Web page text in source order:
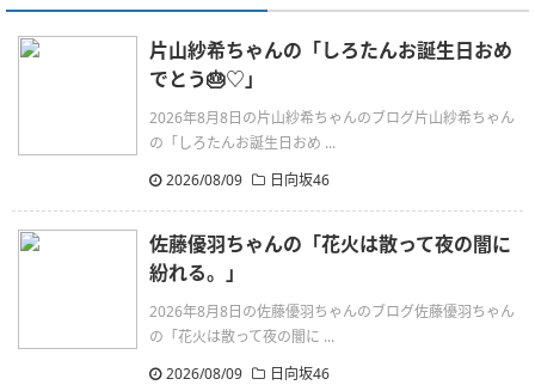
片山紗希ちゃんの「しろたんお誕生日おめ
でとう🎂♡」
2026年8月8日の片山紗希ちゃんのブログ片山紗希ちゃん
の「しろたんお誕生日おめ ...
2026/08/09
日向坂46
佐藤優羽ちゃんの「花火は散って夜の闇に
紛れる。」
2026年8月8日の佐藤優羽ちゃんのブログ佐藤優羽ちゃん
の「花火は散って夜の闇に ...
2026/08/09
日向坂46